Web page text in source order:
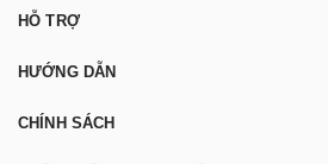
HỖ TRỢ
HƯỚNG DẪN
CHÍNH SÁCH